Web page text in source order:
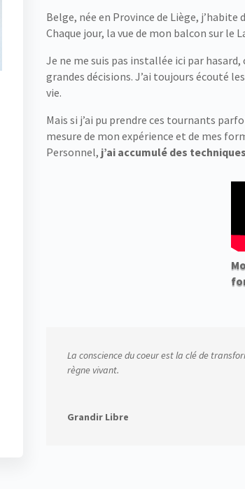
Belge, née en Province de Liège, j’habite
Chaque jour, la vue de mon balcon sur le
Je ne me suis pas installée ici par
grandes décisions. J’ai toujours écouté
vie.
Mais si j’ai pu prendre ces tournants
mesure de mon expérience et de mes
Personnel, j’ai accumulé des
La conscience du coeur est la clé de
règne vivant.
Grandir Libre